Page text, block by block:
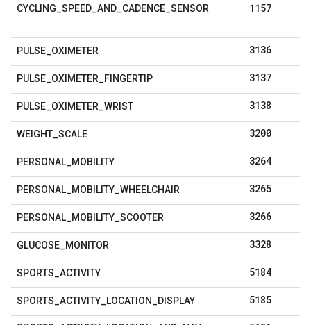
CYCLING SPEED AND CADENCE SENSOR 1157
PULSE OXIMETER 3136
PULSE OXIMETER FINGERTIP 3137
PULSE OXIMETER WRIST 3138
WEIGHT SCALE 3200
PERSONAL MOBILITY 3264
PERSONAL MOBILITY WHEELCHAIR 3265
PERSONAL MOBILITY SCOOTER 3266
GLUCOSE MONITOR 3328
SPORTS ACTIVITY 5184
SPORTS ACTIVITY LOCATION DISPLAY 5185